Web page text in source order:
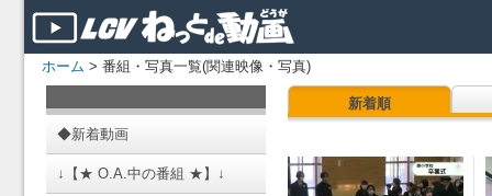
ホーム > 番組・写真一覧(関連映像・写真)
◆新着動画
↓【★ O.A.中の番組 ★】↓
新着順